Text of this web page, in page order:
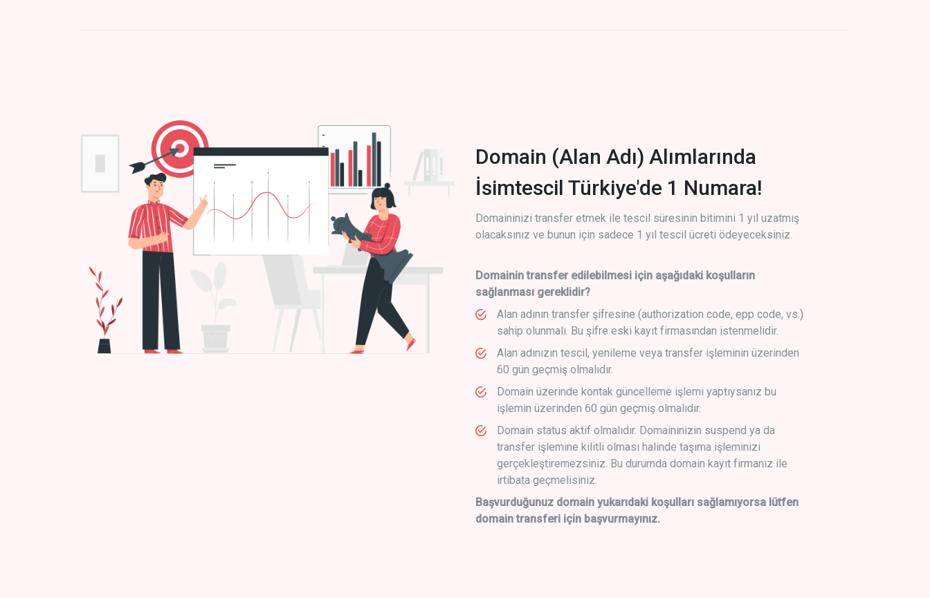
Domain (Alan Adı) Alımlarında
İsimtescil Türkiye'de 1 Numara!
Domaininizi transfer etmek ile tescil süresinin bitimini 1 yıl uzatmış
olacaksınız ve bunun için sadece 1 yıl tescil ücreti ödeyeceksiniz.
Domainin transfer edilebilmesi için aşağıdaki koşulların
sağlanması gereklidir?
Alan adının transfer şifresine (authorization code, epp code, vs.)
sahip olunmalı. Bu şifre eski kayıt firmasından istenmelidir.
Alan adınızın tescil, yenileme veya transfer işleminin üzerinden
60 gün geçmiş olmalıdır.
Domain üzerinde kontak güncelleme işlemi yaptıysanız bu
işlemin üzerinden 60 gün geçmiş olmalıdır.
Domain status aktif olmalıdır. Domaininizin suspend ya da
transfer işlemine kilitli olması halinde taşıma işleminizi
gerçekleştiremezsiniz. Bu durumda domain kayıt firmanız ile
irtibata geçmelisiniz.
Başvurduğunuz domain yukarıdaki koşulları sağlamıyorsa lütfen
domain transferi için başvurmayınız.